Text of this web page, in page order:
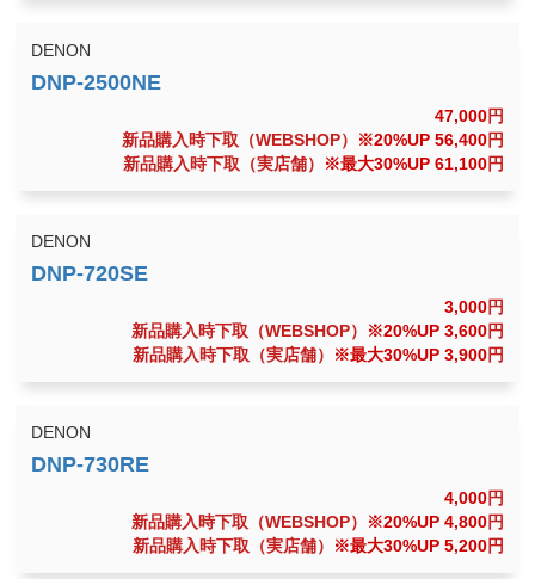
DENON
47,000円
新品購入時下取（WEBSHOP）
※20%UP 56,400円
新品購入時下取（実店舗）
※最大30%UP 61,100円
DENON
3,000円
新品購入時下取（WEBSHOP）
※20%UP 3,600円
新品購入時下取（実店舗）
※最大30%UP 3,900円
DENON
4,000円
新品購入時下取（WEBSHOP）
※20%UP 4,800円
新品購入時下取（実店舗）
※最大30%UP 5,200円